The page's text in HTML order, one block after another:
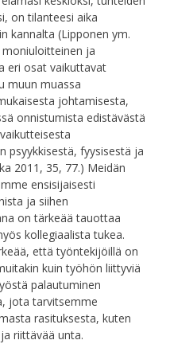
on tilanteesi aika
kannalta (Lipponen ym.
ja
eri osat vaikuttavat
muun muassa
johtamisesta,
onnistumista edistävästä
psyykkisestä, fyysisestä ja
2011, 35, 77.) Meidän
ensisijaisesti
ja siihen
on tärkeää tauottaa
kollegiaalista tukea.
että työntekijöillä on
kuin työhön liittyviä
palautuminen
jota tarvitsemme
rasituksesta, kuten
riittävää unta.